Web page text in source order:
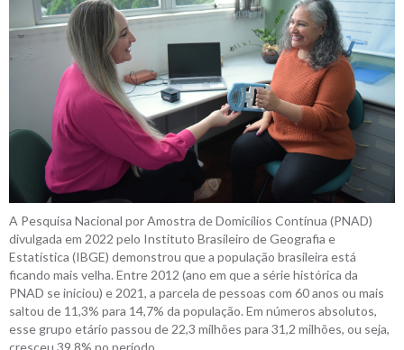
A Pesquisa Nacional por Amostra de Domicílios Contínua (PNAD)
divulgada em 2022 pelo Instituto Brasileiro de Geografia e
Estatística (IBGE) demonstrou que a população brasileira está
ficando mais velha. Entre 2012 (ano em que a série histórica da
PNAD se iniciou) e 2021, a parcela de pessoas com 60 anos ou mais
saltou de 11,3% para 14,7% da população. Em números absolutos,
esse grupo etário passou de 22,3 milhões para 31,2 milhões, ou seja,
cresceu 39,8% no período.